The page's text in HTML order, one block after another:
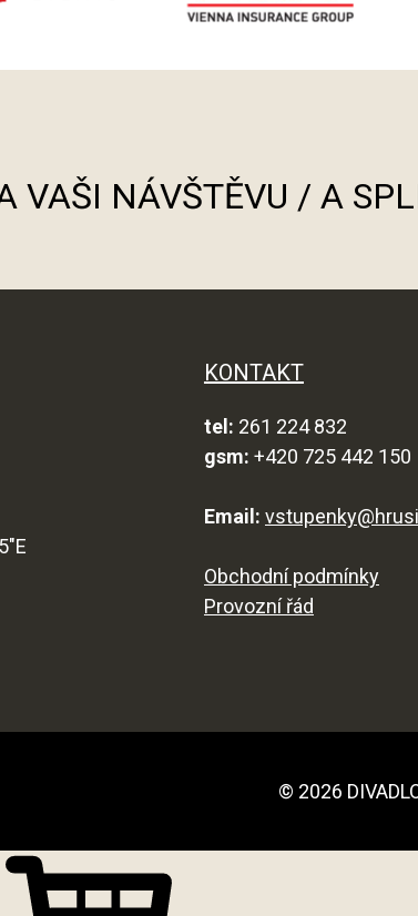
VAŠI NÁVŠTĚVU / A
KONTAKT
tel: 261 224 832
gsm: +420 725 442 150
Email:
Obchodní podmínky
Provozní řád
© 2026